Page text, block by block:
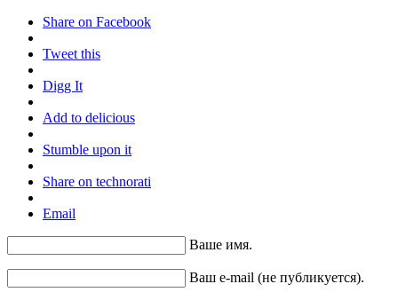
Share on Facebook
Tweet this
Digg It
Add to delicious
Stumble upon it
Share on technorati
Email
Ваше имя.
Ваш e-mail (не публикуется).